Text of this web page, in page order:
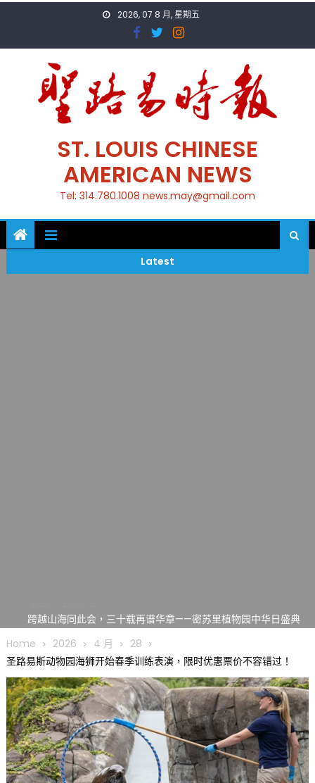
2026, 07 8 月, 星期五
ST. LOUIS CHINESE
AMERICAN NEWS
Tel: 314.780.1008 news.may@gmail.com
Latest
跨越山海同此会，三十载再谱华章——密苏里植物园中华日盛典
圆满举行
圣路易龙舟俱乐部5月16日龙舟体验日 邀请各界亲身体验划行乐
趣 + 水上竞速魅力
三十二载跨越时空的相逢
执掌密苏里植物园近四十年 致力推动全球植物多样性研究与中美
合作 Peter Raven 博士逝世 享年89岁
一晃三十年，初夏又相逢。中华日，等你来赴约 —— 密苏里植物
园“中华日三十周年特别报道（五）
筝声与琴韵交汇：刘励(Li Statler)与钢琴家Darek演绎一场古筝
Home 2026 4 月
28
圣路易斯动物园海狮开始春季训练表演，限时优惠票价不容错过！